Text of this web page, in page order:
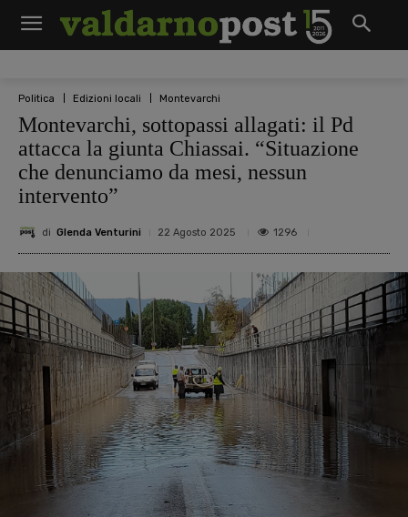
Politica Edizioni locali Montevarchi
Montevarchi, sottopassi allagati: il Pd
attacca la giunta Chiassai. “Situazione
che denunciamo da mesi, nessun
intervento”
di Glenda Venturini 22 Agosto 2025 1296